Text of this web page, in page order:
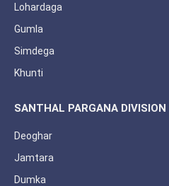
Lohardaga
Gumla
Simdega
Khunti
SANTHAL PARGANA DIVISION
Deoghar
Jamtara
Dumka